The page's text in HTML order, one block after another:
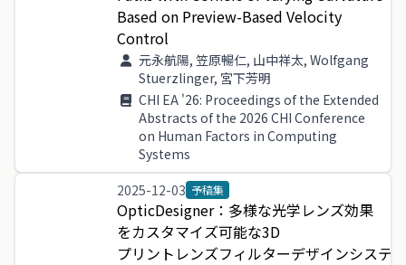
Based on Preview-Based Velocity
Control
元永航陽, 笠原暢仁, 山中祥太, Wolfgang
Stuerzlinger, 宮下芳明
CHI EA '26: Proceedings of the Extended
Abstracts of the 2026 CHI Conference
on Human Factors in Computing
Systems
2025-12-03 予稿集
OpticDesigner： 多様な光学レンズ効果
をカスタマイズ可能な3D
プリントレンズフィルターデザインシステム